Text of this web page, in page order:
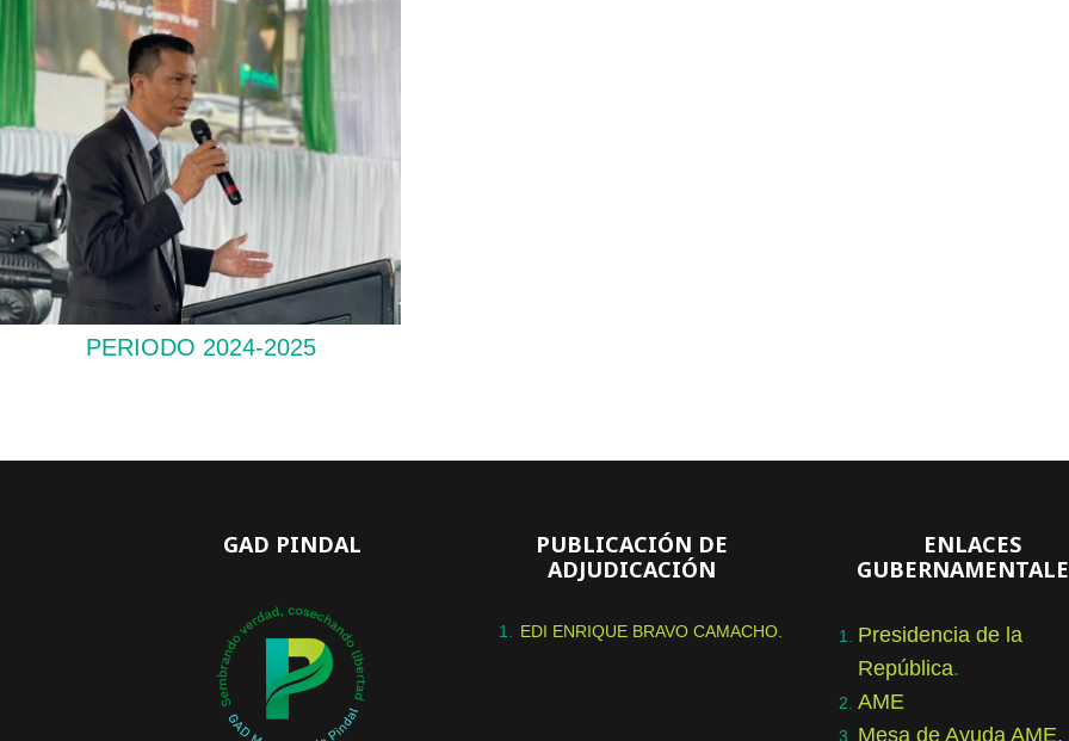
PERIODO 2024-2025
GAD PINDAL
PUBLICACIÓN DE
ADJUDICACIÓN
EDI ENRIQUE BRAVO CAMACHO.
ENLACES
Presidencia de la
República.
AME
Mesa de Ayuda AME.